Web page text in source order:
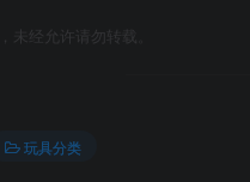
未经允许请勿转载。
玩具分类